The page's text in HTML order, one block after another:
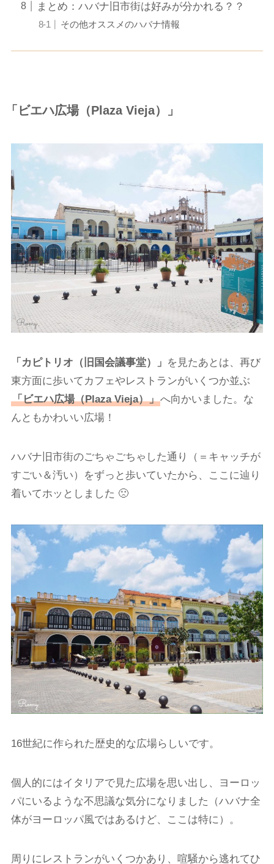
まとめ：ハバナ旧市街は好みが分かれる？？
その他オススメのハバナ情報
「ビエハ広場（Plaza Vieja）」
「カピトリオ（旧国会議事堂）」 を見たあとは、再び
東方面に歩いてカフェやレストランがいくつか並ぶ
「ビエハ広場（Plaza Vieja）」へ向かいました。な
んともかわいい広場！
ハバナ旧市街のごちゃごちゃした通り（＝キャッチが
すごい＆汚い）をずっと歩いていたから、ここに辿り
着いてホッとしました 🙁
16世紀に作られた歴史的な広場らしいです。
個人的にはイタリアで見た広場を思い出し、ヨーロッ
パにいるような不思議な気分になりました（ハバナ全
体がヨーロッパ風ではあるけど、ここは特に）。
周りにレストランがいくつかあり、喧騒から逃れてひ